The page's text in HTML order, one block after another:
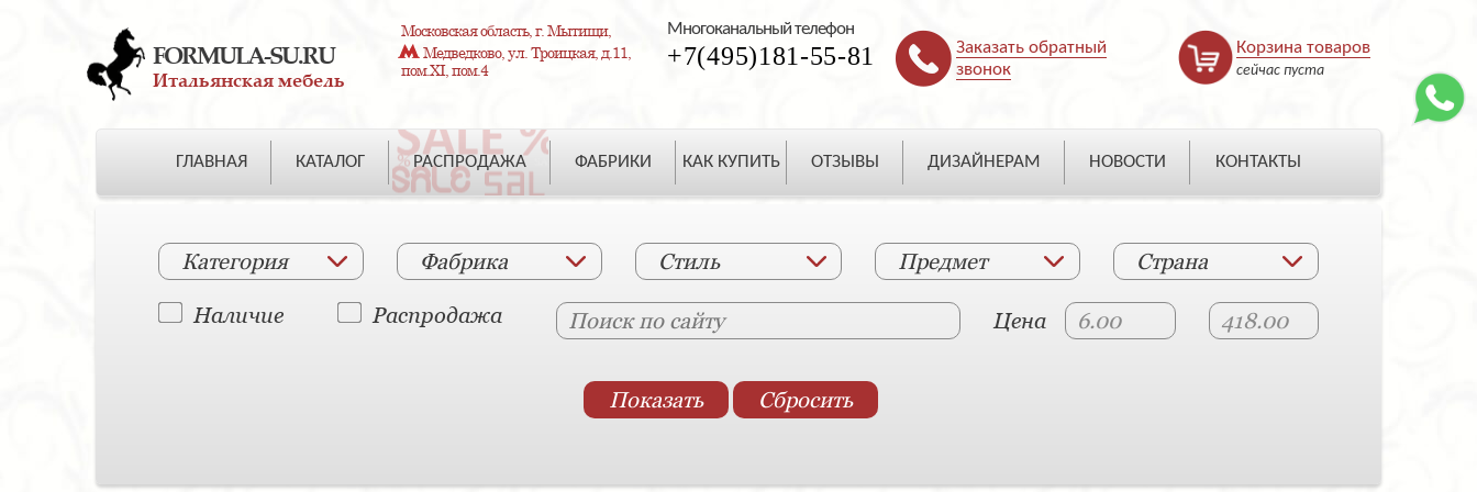
FORMULA-SU.RU
Итальянская мебель
Московская область, г. Мытищи,
Медведково, ул. Троицкая, д.11,
пом.XI, пом.4
Многоканальный телефон
+7(495)181-55-81
Заказать обратный
звонок
Корзина товаров
сейчас пуста
ГЛАВНАЯ КАТАЛОГ РАСПРОДАЖА ФАБРИКИ КАК КУПИТЬ ОТЗЫВЫ ДИЗАЙНЕРАМ НОВОСТИ КОНТАКТЫ
Категория Фабрика Стиль Предмет Страна
Наличие Распродажа Цена